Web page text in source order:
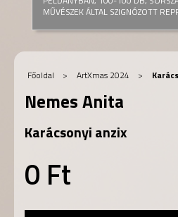
MŰVÉSZEK ÁLTAL SZIGNÓZOTT
Főoldal > ArtXmas 2024 >
Nemes Anita
Karácsonyi anzix
0 Ft